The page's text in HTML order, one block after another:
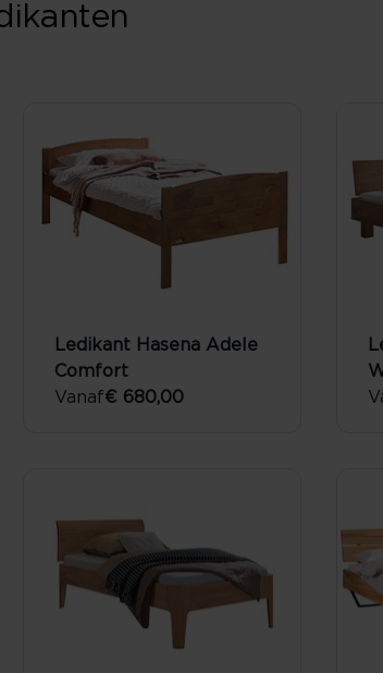
Ledikant Hasena Adele
Comfort
Vanaf€ 680,00